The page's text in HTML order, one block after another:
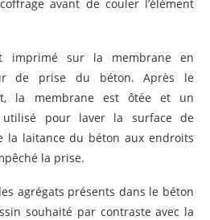
avant de couler l’élément
imprimé sur la membrane en
de prise du béton. Après le
la membrane est ôtée et un
pour laver la surface de
la laitance du béton aux endroits
la prise.
agrégats présents dans le béton
souhaité par contraste avec la